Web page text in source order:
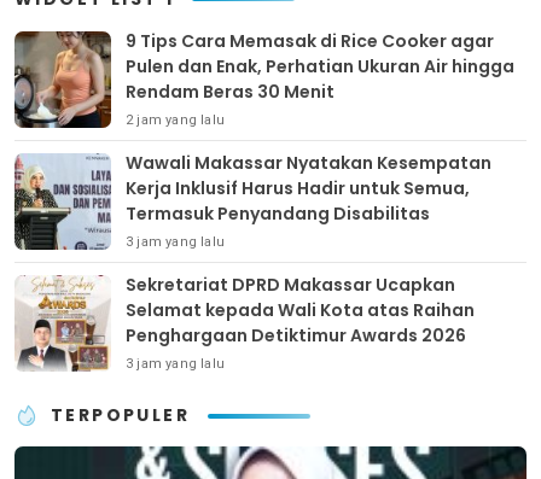
9 Tips Cara Memasak di Rice Cooker agar
Pulen dan Enak, Perhatian Ukuran Air hingga
Rendam Beras 30 Menit
2 jam yang lalu
Wawali Makassar Nyatakan Kesempatan
Kerja Inklusif Harus Hadir untuk Semua,
Termasuk Penyandang Disabilitas
3 jam yang lalu
Sekretariat DPRD Makassar Ucapkan
Selamat kepada Wali Kota atas Raihan
Penghargaan Detiktimur Awards 2026
3 jam yang lalu
TERPOPULER